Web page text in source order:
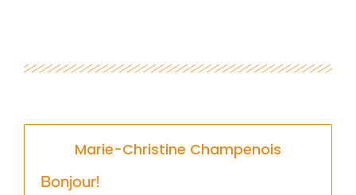
Marie-Christine Champenois
Bonjour!